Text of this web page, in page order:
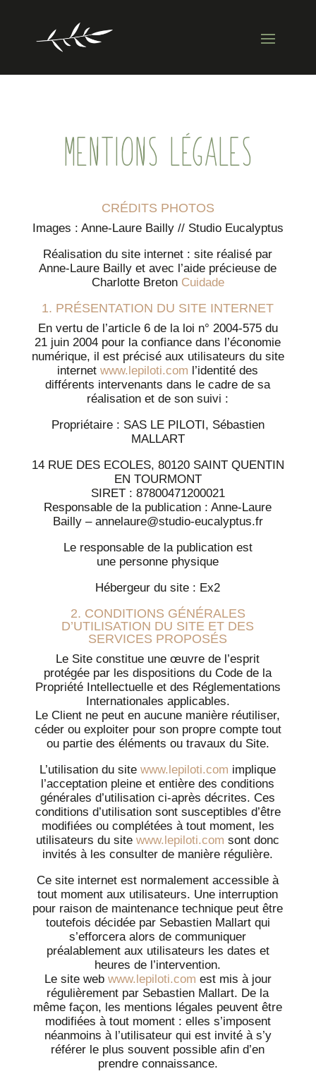
MENTIONS LÉGALES
CRÉDITS PHOTOS
Images : Anne-Laure Bailly // Studio Eucalyptus
Réalisation du site internet : site réalisé par
Anne-Laure Bailly et avec l’aide précieuse de
Charlotte Breton Cuidade
1. PRÉSENTATION DU SITE INTERNET
En vertu de l’article 6 de la loi n° 2004-575 du
21 juin 2004 pour la confiance dans l’économie
numérique, il est précisé aux utilisateurs du site
internet www.lepiloti.com l’identité des
différents intervenants dans le cadre de sa
réalisation et de son suivi :
Propriétaire : SAS LE PILOTI, Sébastien
MALLART
14 RUE DES ECOLES, 80120 SAINT QUENTIN
EN TOURMONT
SIRET : 87800471200021
Responsable de la publication : Anne-Laure
Bailly – annelaure@studio-eucalyptus.fr
Le responsable de la publication est
une personne physique
Hébergeur du site : Ex2
2. CONDITIONS GÉNÉRALES
D’UTILISATION DU SITE ET DES
SERVICES PROPOSÉS
Le Site constitue une œuvre de l’esprit
protégée par les dispositions du Code de la
Propriété Intellectuelle et des Réglementations
Internationales applicables.
Le Client ne peut en aucune manière réutiliser,
céder ou exploiter pour son propre compte tout
ou partie des éléments ou travaux du Site.
L’utilisation du sitewww.lepiloti.com implique
l’acceptation pleine et entière des conditions
générales d’utilisation ci-après décrites. Ces
conditions d’utilisation sont susceptibles d’être
modifiées ou complétées à tout moment, les
utilisateurs du site www.lepiloti.com sont donc
invités à les consulter de manière régulière.
Ce site internet est normalement accessible à
tout moment aux utilisateurs. Une interruption
pour raison de maintenance technique peut être
toutefois décidée par Sebastien Mallart qui
s’efforcera alors de communiquer
préalablement aux utilisateurs les dates et
heures de l’intervention.
Le site web www.lepiloti.com est mis à jour
régulièrement par Sebastien Mallart. De la
même façon, les mentions légales peuvent être
modifiées à tout moment : elles s’imposent
néanmoins à l’utilisateur qui est invité à s’y
référer le plus souvent possible afin d’en
prendre connaissance.